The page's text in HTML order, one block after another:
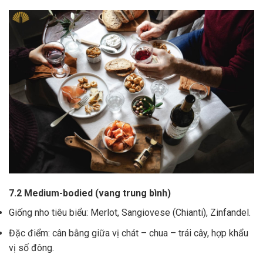
7.2 Medium-bodied (vang trung bình)
Giống nho tiêu biểu: Merlot, Sangiovese (Chianti), Zinfandel.
Đặc điểm: cân bằng giữa vị chát – chua – trái cây, hợp khẩu
vị số đông.